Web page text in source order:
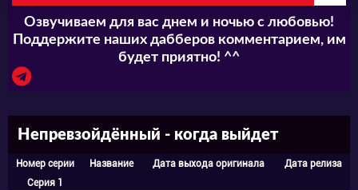
Озвучиваем для вас днем и ночью с любовью!
Поддержите наших дабберов комментарием, им
будет приятно! ^^
Непревзойдённый - когда выйдет
Номер серии Название Дата выхода оригинала
Дата релиза
Серия 1